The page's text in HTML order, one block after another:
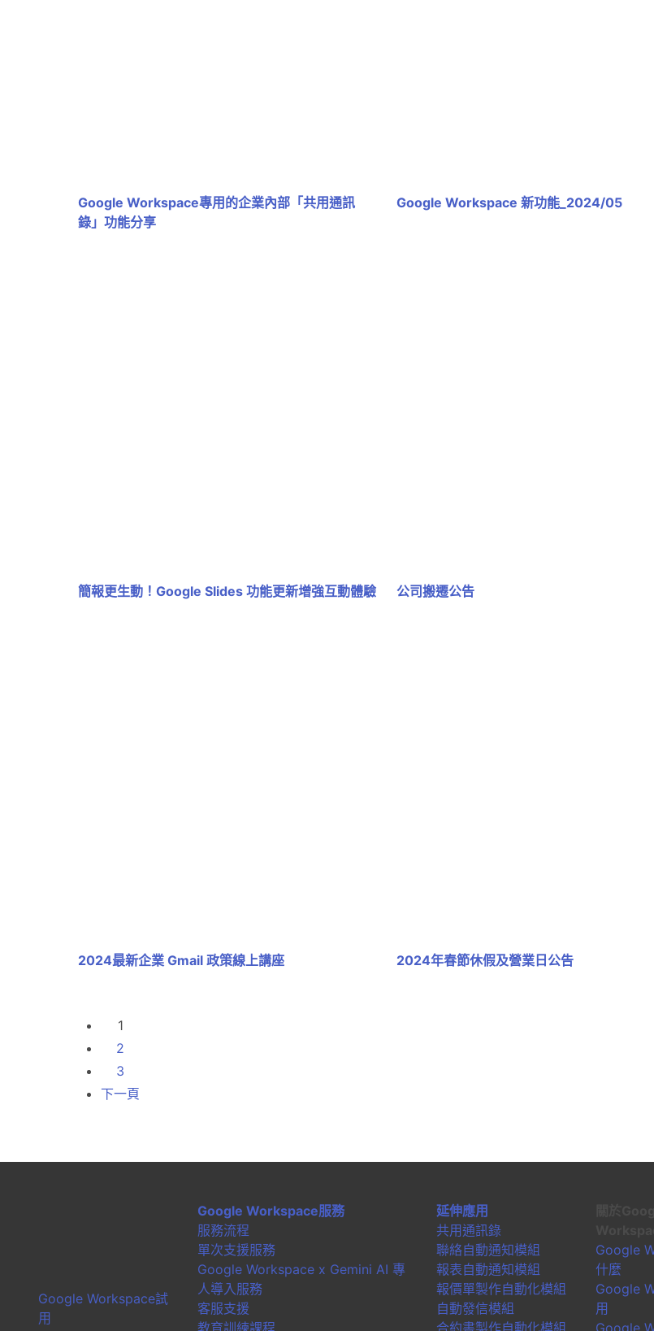
Google Workspace專用的企業內部「共用通訊
錄」功能分享
Google Workspace 新功能_2024/05
簡報更生動！Google Slides 功能更新增強互動體驗 公司搬遷公告
2024最新企業 Gmail 政策線上講座 2024年春節休假及營業日公告
1
2
3
下一頁
Google Workspace試
用
Google Workspace服務
服務流程
單次支援服務
Google Workspace x Gemini AI 專
人導入服務
客服支援
教育訓練課程
延伸應用
共用通訊錄
聯絡自動通知模組
報表自動通知模組
報價單製作自動化模組
自動發信模組
合約書製作自動化模組
Google
什麼
Google
用
Google